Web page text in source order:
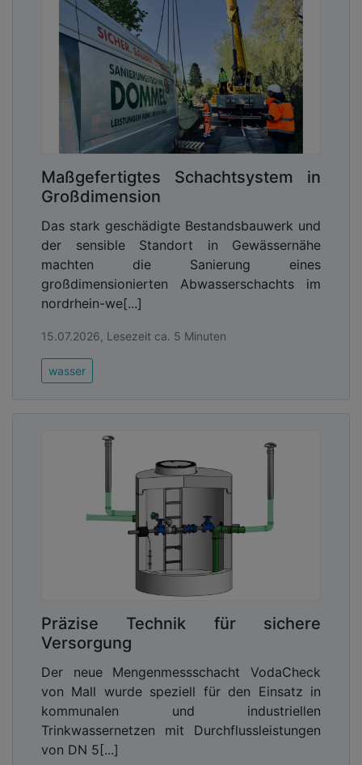
Maßgefertigtes Schachtsystem in
Großdimension
Das stark geschädigte Bestandsbauwerk und
der sensible Standort in Gewässernähe
machten die Sanierung eines
großdimensionierten Abwasserschachts im
nordrhein-we[...]
15.07.2026, Lesezeit ca. 5 Minuten
wasser
Präzise Technik für sichere
Versorgung
Der neue Mengenmessschacht VodaCheck
von Mall wurde speziell für den Einsatz in
kommunalen und industriellen
Trinkwassernetzen mit Durchflussleistungen
von DN 5[...]